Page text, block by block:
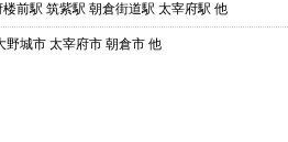
前駅 筑紫駅 朝倉街道駅 太宰府駅 他
野城市 太宰府市 朝倉市 他